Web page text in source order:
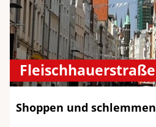
Fleischhauerstraße
Shoppen und schlemmen